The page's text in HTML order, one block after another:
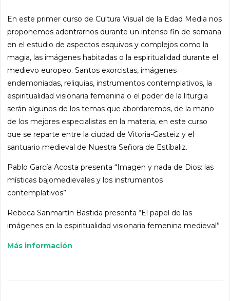
En este primer curso de Cultura Visual de la Edad Media nos
proponemos adentrarnos durante un intenso fin de semana
en el estudio de aspectos esquivos y complejos como la
magia, las imágenes habitadas o la espiritualidad durante el
medievo europeo. Santos exorcistas, imágenes
endemoniadas, reliquias, instrumentos contemplativos, la
espiritualidad visionaria femenina o el poder de la liturgia
serán algunos de los temas que abordaremos, de la mano
de los mejores especialistas en la materia, en este curso
que se reparte entre la ciudad de Vitoria-Gasteiz y el
santuario medieval de Nuestra Señora de Estíbaliz.
Pablo García Acosta presenta “Imagen y nada de Dios: las
místicas bajomedievales y los instrumentos
contemplativos”.
Rebeca Sanmartín Bastida presenta “El papel de las
imágenes en la espiritualidad visionaria femenina medieval”
Más información